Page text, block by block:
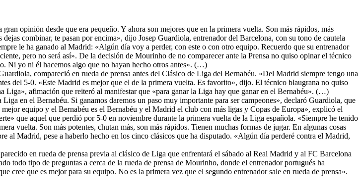
opinión desde que era pequeño. Y ahora son mejores que en la primera vuelta. Son más rápidos, más
combinar, te pasan por encima», dijo Josep Guardiola, entrenador del Barcelona, con su tono de cautela
le ha ganado al Madrid: «Algún día voy a perder, con este o con otro equipo. Recuerdo que su entrenador
pero no será así». De la decisión de Mourinho de no comparecer ante la Prensa no quiso opinar el técnico
Ni yo ni él hacemos algo que no hayan hecho otros antes». (…)
compareció en rueda de prensa antes del Clásico de Liga del Bernabéu. «Del Madrid siempre tengo una
del 5-0. «Este Madrid es mejor que el de la primera vuelta. Es favorito», dijo. El técnico blaugrana no quiso
Liga», afimación que reiteró al manifestar que «para ganar la Liga hay que ganar en el Bernabéu». (…)
en el Bernabéu. Si ganamos daremos un paso muy importante para ser campeones», declaró Guardiola, que
equipo y el Bernabéu es el Bernabéu y el Madrid el club con más ligas y Copas de Europa», explicó el
que aquel que perdió por 5-0 en noviembre durante la primera vuelta de la Liga española. «Siempre he tenido
vuelta. Son más potentes, chutan más, son más rápidos. Tienen muchas formas de jugar. En algunas cosas
al Madrid, pese a haberlo hecho en los cinco clásicos que ha disputado. «Algún día perderé contra el Madrid,
en rueda de prensa previa al clásico de Liga que enfrentará el sábado al Real Madrid y al FC Barcelona
todo tipo de preguntas a cerca de la rueda de prensa de Mourinho, donde el entrenador portugués ha
cree que es mejor para su equipo. No es la primera vez que el segundo entrenador sale en rueda de prensa».